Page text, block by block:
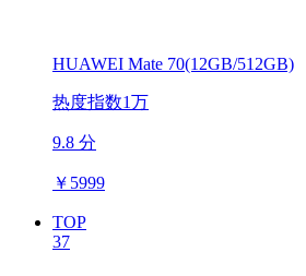
HUAWEI Mate 70(12GB/512GB)
热度指数1万
9.8 分
￥ 5999
TOP
37